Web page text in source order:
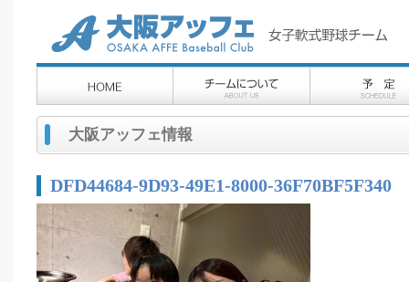
大阪アッフェ情報
DFD44684-9D93-49E1-8000-36F70BF5F340